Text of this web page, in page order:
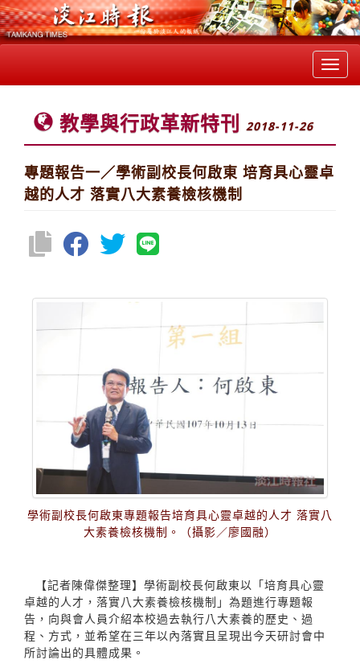
教學與行政革新特刊 2018-11-26
專題報告一／學術副校長何啟東 培育具心靈卓
越的人才 落實八大素養檢核機制
學術副校長何啟東專題報告培育具心靈卓越的人才 落實八
大素養檢核機制。（攝影／廖國融）
【記者陳偉傑整理】學術副校長何啟東以「培育具心靈
卓越的人才，落實八大素養檢核機制」為題進行專題報
告，向與會人員介紹本校過去執行八大素養的歷史、過
程、方式，並希望在三年以內落實且呈現出今天研討會中
所討論出的具體成果。